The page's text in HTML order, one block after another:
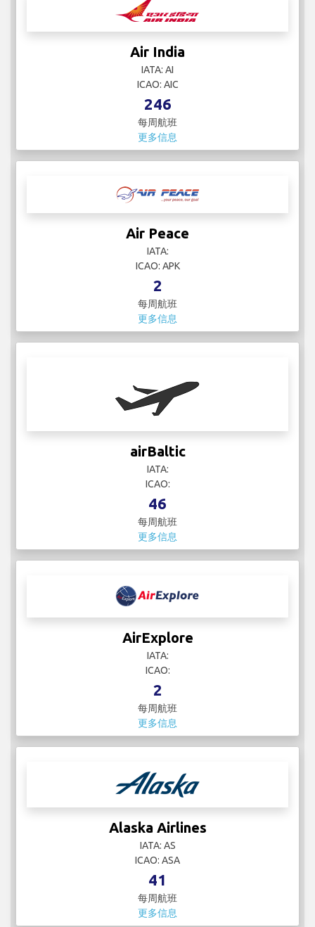
Air India
IATA: AI
ICAO: AIC
246
每周航班
更多信息
Air Peace
IATA:
ICAO: APK
2
每周航班
更多信息
airBaltic
IATA:
ICAO:
46
每周航班
更多信息
AirExplore
IATA:
ICAO:
2
每周航班
更多信息
Alaska Airlines
IATA: AS
ICAO: ASA
41
每周航班
更多信息